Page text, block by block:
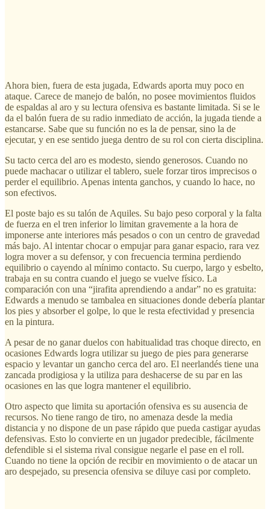
Ahora bien, fuera de esta jugada, Edwards aporta muy poco en
ataque. Carece de manejo de balón, no posee movimientos fluidos
de espaldas al aro y su lectura ofensiva es bastante limitada. Si se le
da el balón fuera de su radio inmediato de acción, la jugada tiende a
estancarse. Sabe que su función no es la de pensar, sino la de
ejecutar, y en ese sentido juega dentro de su rol con cierta disciplina.
Su tacto cerca del aro es modesto, siendo generosos. Cuando no
puede machacar o utilizar el tablero, suele forzar tiros imprecisos o
perder el equilibrio. Apenas intenta ganchos, y cuando lo hace, no
son efectivos.
El poste bajo es su talón de Aquiles. Su bajo peso corporal y la falta
de fuerza en el tren inferior lo limitan gravemente a la hora de
imponerse ante interiores más pesados o con un centro de gravedad
más bajo. Al intentar chocar o empujar para ganar espacio, rara vez
logra mover a su defensor, y con frecuencia termina perdiendo
equilibrio o cayendo al mínimo contacto. Su cuerpo, largo y esbelto,
trabaja en su contra cuando el juego se vuelve físico. La
comparación con una “jirafita aprendiendo a andar” no es gratuita:
Edwards a menudo se tambalea en situaciones donde debería plantar
los pies y absorber el golpe, lo que le resta efectividad y presencia
en la pintura.
A pesar de no ganar duelos con habitualidad tras choque directo, en
ocasiones Edwards logra utilizar su juego de pies para generarse
espacio y levantar un gancho cerca del aro. El neerlandés tiene una
zancada prodigiosa y la utiliza para deshacerse de su par en las
ocasiones en las que logra mantener el equilibrio.
Otro aspecto que limita su aportación ofensiva es su ausencia de
recursos. No tiene rango de tiro, no amenaza desde la media
distancia y no dispone de un pase rápido que pueda castigar ayudas
defensivas. Esto lo convierte en un jugador predecible, fácilmente
defendible si el sistema rival consigue negarle el pase en el roll.
Cuando no tiene la opción de recibir en movimiento o de atacar un
aro despejado, su presencia ofensiva se diluye casi por completo.